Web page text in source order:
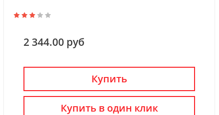
2 344.00 руб
Купить
Купить в один клик